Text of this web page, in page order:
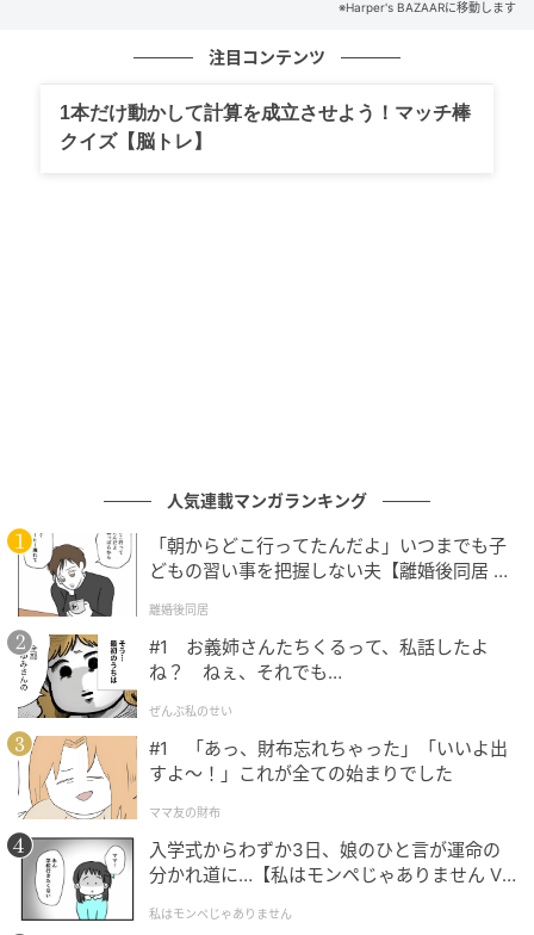
Karwai Tang / Getty Images
2023年
グリーンの芝生との鮮烈なコントラストを見せるマッ
クイーンの真っ赤なドレスに、フィリップ・トレーシ
ーのハット、ジェニファー・チャマンディのパンプス
※Harper's BAZAARに移動します
注目コンテンツ
1本だけ動かして計算を成立させよう！マッチ棒
クイズ【脳トレ】
人気連載マンガランキング
「朝からどこ行ってたんだよ」いつまでも子
どもの習い事を把握しない夫【離婚後同居 Vo
離婚後同居
#1 お義姉さんたちくるって、私話したよ
ね？ ねぇ、それでも…
ぜんぶ私のせい
#1 「あっ、財布忘れちゃった」「いいよ出
すよ〜！」これが全ての始まりでした
ママ友の財布
入学式からわずか3日、娘のひと言が運命の
分かれ道に…【私はモンペじゃありません Vo
私はモンペじゃありません